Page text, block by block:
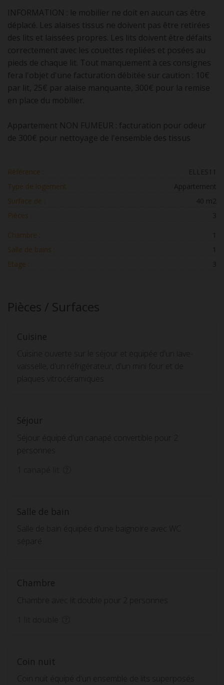
INFORMATION : le mobilier ne doit en aucun cas être
déplacé. Les alaises tissus ne doivent pas être retirées
des lits et laissées propres. Les lits doivent être défaits
correctement avec les couettes repliées et posées au
pieds de chaque lit. Tout manquement à ces consignes
fera l'objet d'une facturation débitée sur caution : 10€
par lit, 25€ par alaise manquante, 300€ pour la remise
en place du mobilier.
Appartement NON FUMEUR : facturation pour odeur
de 300€ pour nettoyage de l'ensemble des tissus
Référence :
ELLES11
Type de logement :
Appartement
Surface de :
40 m2
Pièces :
3
Chambre :
1
Salle de bains :
1
Etage :
3
Pièces / Surfaces
Cuisine
Cuisine ouverte sur le séjour et équipée d'un lave-
vaisselle, d'un réfrigérateur, d'un mini four et de
plaques vitrocéramiques
Séjour
Séjour équipé d'un canapé convertible pour 2
Salle de bain
Salle de bain équipée d'une baignoire avec WC
Chambre
Chambre avec lit double pour 2 personnes
Coin nuit
Coin nuit équipé d'un ensemble de lits superposés